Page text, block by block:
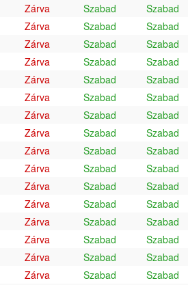
Zárva Szabad
Szabad
Zárva Szabad
Szabad
Zárva Szabad
Szabad
Zárva Szabad
Szabad
Zárva Szabad
Szabad
Zárva Szabad
Szabad
Zárva Szabad
Szabad
Zárva Szabad
Szabad
Zárva Szabad
Szabad
Zárva Szabad
Szabad
Zárva Szabad
Szabad
Zárva Szabad
Szabad
Zárva Szabad
Szabad
Zárva Szabad
Szabad
Zárva Szabad
Szabad
Zárva Szabad Szabad